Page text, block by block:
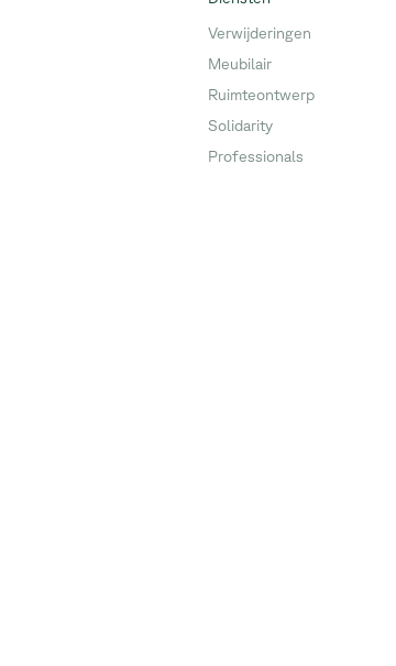
Verwijderingen
Meubilair
Ruimteontwerp
Solidarity
Professionals